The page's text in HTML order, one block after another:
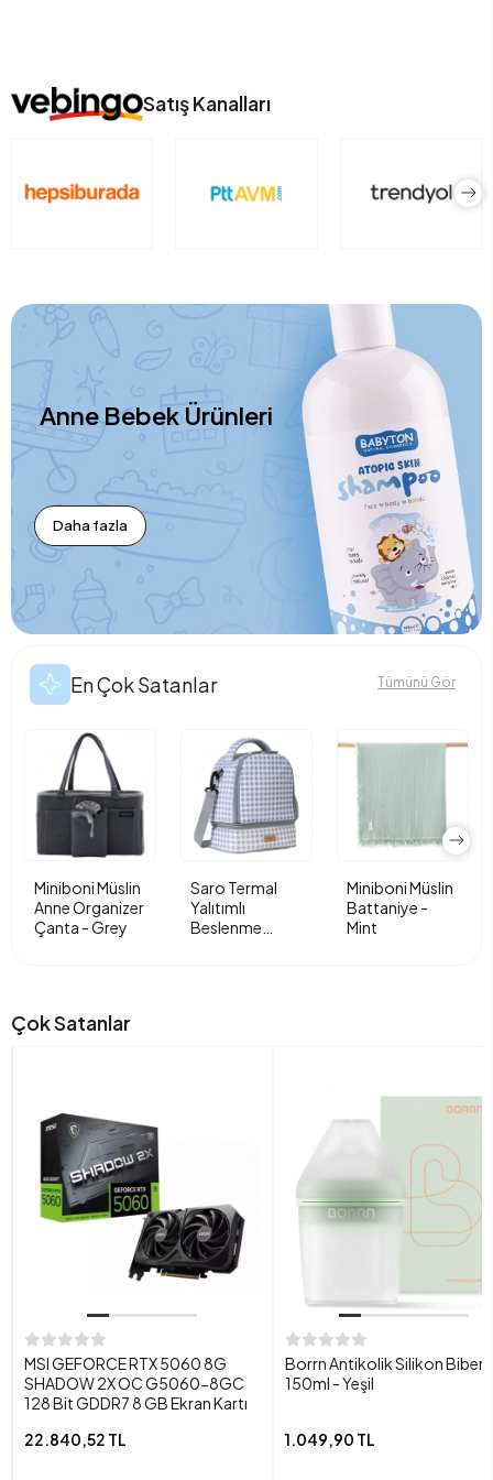
Satış Kanalları
Anne Bebek Ürünleri
Daha fazla
En Çok Satanlar Tümünü Gör
Saro Termal
Yalıtımlı
Beslenme
Miniboni Müslin
Battaniye -
Mint
R.o.c.s. Baby
0-3 Yaş Elma
Püresi Diş
Çok Satanlar
MSI GEFORCE RTX 5060 8G
SHADOW 2X OC G5060-8GC
128 Bit GDDR7 8 GB Ekran Kartı
22.840,52 TL
Borrn Antikolik Silikon
150ml - Yeşil
1.049,90 TL